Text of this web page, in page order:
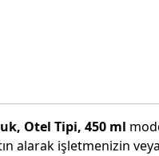
Otel Tipi, 450 ml
alarak işletmenizin